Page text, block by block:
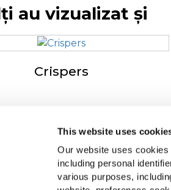
This website uses
Our website uses
including personal
various purposes,
au vizualizat și
Crispers